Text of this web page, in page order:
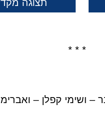
תצוגה
* * *
– ושימי קפלן –